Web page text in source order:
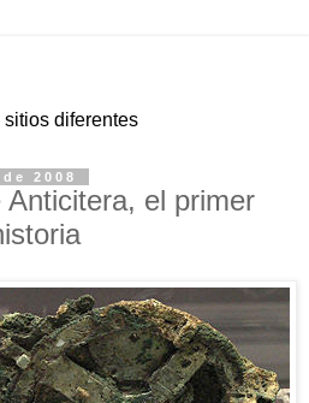
diferentes
2008
el primer